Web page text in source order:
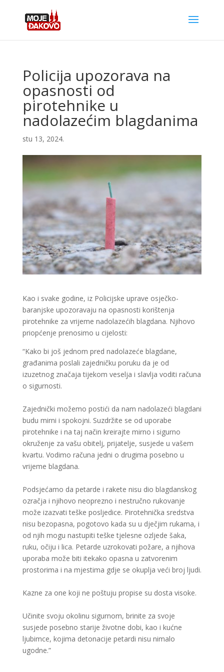
Policija upozorava na
opasnosti od
pirotehnike u
nadolazećim blagdanima
stu 13, 2024.
Kao i svake godine, iz Policijske uprave osječko-
baranjske upozoravaju na opasnosti korištenja
pirotehnike za vrijeme nadolazećih blagdana. Njihovo
priopćenje prenosimo u cijelosti:
“Kako bi još jednom pred nadolazeće blagdane,
građanima poslali zajedničku poruku da je od
izuzetnog značaja tijekom veselja i slavlja voditi računa
o sigurnosti.
Zajednički možemo postići da nam nadolazeći blagdani
budu mirni i spokojni. Suzdržite se od uporabe
pirotehnike i na taj način kreirajte mirno i sigurno
okruženje za vašu obitelj, prijatelje, susjede u vašem
kvartu. Vodimo računa jedni o drugima posebno u
vrijeme blagdana.
Podsjećamo da petarde i rakete nisu dio blagdanskog
ozračja i njihovo neoprezno i nestručno rukovanje
može izazvati teške posljedice. Pirotehnička sredstva
nisu bezopasna, pogotovo kada su u dječjim rukama, i
od njih mogu nastupiti teške tjelesne ozljede šaka,
ruku, očiju i lica. Petarde uzrokovati požare, a njihova
uporaba može biti itekako opasna u zatvorenim
prostorima i na mjestima gdje se okuplja veći broj ljudi.
Kazne za one koji ne poštuju propise su dosta visoke.
Učinite svoju okolinu sigurnom, brinite za svoje
susjede posebno starije životne dobi, kao i kućne
ljubimce, kojima detonacije petardi nisu nimalo
ugodne.”